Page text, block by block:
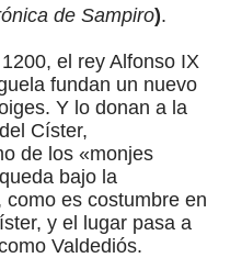
de Sampiro).
el rey Alfonso IX
fundan un nuevo
Y lo donan a la
Císter,
de los «monjes
bajo la
es costumbre en
y el lugar pasa a
Valdediós.